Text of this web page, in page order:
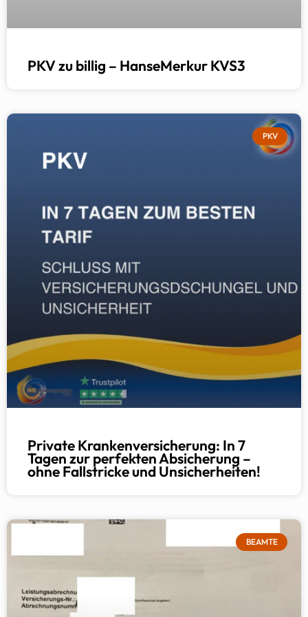
PKV zu billig – HanseMerkur KVS3
PKV
Private Krankenversicherung: In 7
Tagen zur perfekten Absicherung –
ohne Fallstricke und Unsicherheiten!
BEAMTE